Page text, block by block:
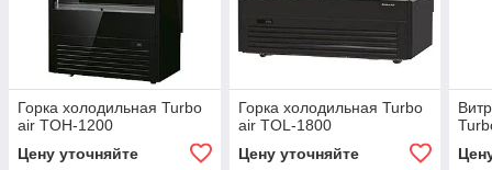
Горка холодильная Turbo
air TOH-1200
Цену уточняйте
Горка холодильная Turbo
air TOL-1800
Цену уточняйте